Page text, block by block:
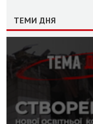
ТЕМИ ДНЯ